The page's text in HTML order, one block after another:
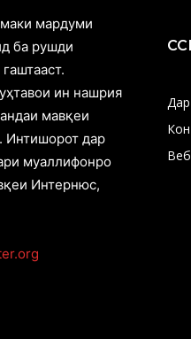
мардуми
ба рушди
ин нашрия
мавқеи
Интишорот дар
муаллифонро
Интернюс,